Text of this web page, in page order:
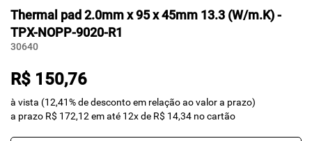
Thermal pad 2.0mm x 95 x 45mm 13.3 (W/m.K) -
TPX-NOPP-9020-R1
30640
R$ 150,76
à vista (12,41% de desconto em relação ao valor a prazo)
a prazo R$ 172,12 em até 12x de R$ 14,34 no cartão